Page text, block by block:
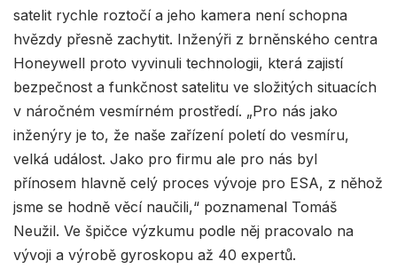
satelit rychle roztočí a jeho kamera není schopna
hvězdy přesně zachytit. Inženýři z brněnského centra
Honeywell proto vyvinuli technologii, která zajistí
bezpečnost a funkčnost satelitu ve složitých situacích
v náročném vesmírném prostředí. „Pro nás jako
inženýry je to, že naše zařízení poletí do vesmíru,
velká událost. Jako pro firmu ale pro nás byl
přínosem hlavně celý proces vývoje pro ESA, z něhož
jsme se hodně věcí naučili,“ poznamenal Tomáš
Neužil. Ve špičce výzkumu podle něj pracovalo na
vývoji a výrobě gyroskopu až 40 expertů.